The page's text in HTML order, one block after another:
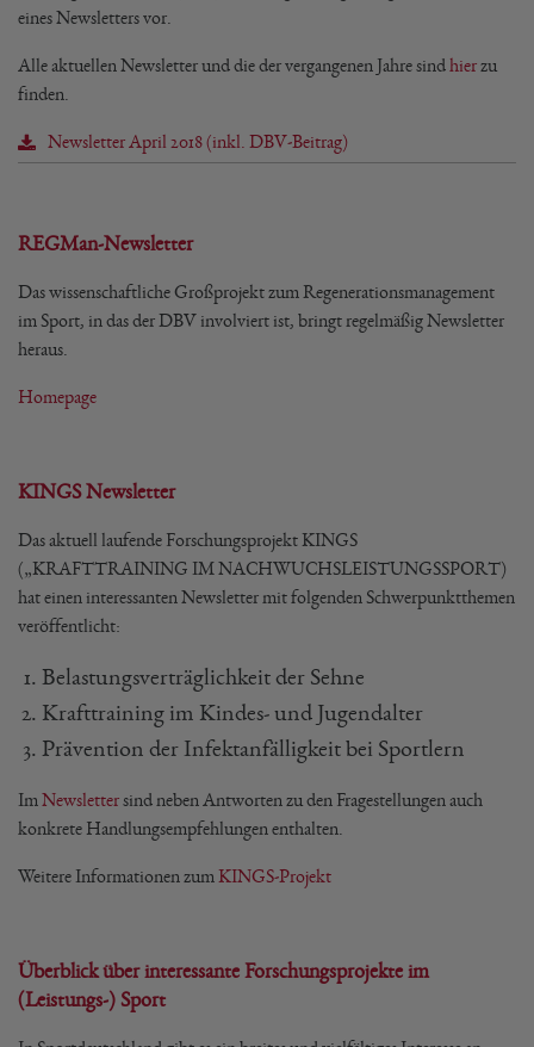
eines Newsletters vor.
Alle aktuellen Newsletter und die der vergangenen Jahre sindhierzu
finden.
Newsletter April 2018 (inkl. DBV-Beitrag)
REGMan-Newsletter
Das wissenschaftliche Großprojekt zum Regenerationsmanagement
im Sport, in das der DBV involviert ist, bringt regelmäßig Newsletter
heraus.
Homepage
KINGS Newsletter
Das aktuell laufende Forschungsprojekt KINGS
(„KRAFTTRAINING IM NACHWUCHSLEISTUNGSSPORT)
hat einen interessanten Newsletter mit folgenden Schwerpunktthemen
veröffentlicht:
Belastungsverträglichkeit der Sehne
Krafttraining im Kindes- und Jugendalter
Prävention der Infektanfälligkeit bei Sportlern
Im Newslettersind neben Antworten zu den Fragestellungen auch
konkrete Handlungsempfehlungen enthalten.
Weitere Informationen zum KINGS-Projekt
Überblick über interessante Forschungsprojekte im
(Leistungs-) Sport